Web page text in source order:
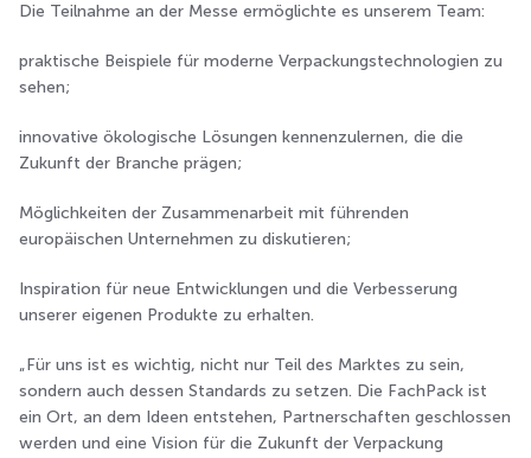
Die Teilnahme an der Messe ermöglichte es unserem Team:
praktische Beispiele für moderne Verpackungstechnologien zu
sehen;
innovative ökologische Lösungen kennenzulernen, die die
Zukunft der Branche prägen;
Möglichkeiten der Zusammenarbeit mit führenden
europäischen Unternehmen zu diskutieren;
Inspiration für neue Entwicklungen und die Verbesserung
unserer eigenen Produkte zu erhalten.
„Für uns ist es wichtig, nicht nur Teil des Marktes zu sein,
sondern auch dessen Standards zu setzen. Die FachPack ist
ein Ort, an dem Ideen entstehen, Partnerschaften geschlossen
werden und eine Vision für die Zukunft der Verpackung